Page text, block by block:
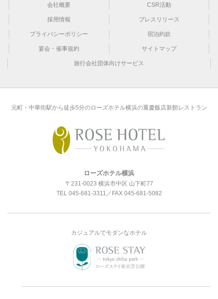
会社概要 CSR活動
採用情報 プレスリリース
プライバシーポリシー 宿泊約款
宴会・催事規約 サイトマップ
旅行会社団体向けサービス
元町・中華街駅から徒歩5分のローズホテル横浜の重慶飯店新館レストラン
ローズホテル横浜
〒231-0023 横浜市中区 山下町77
TEL 045-681-3311 ／FAX 045-681-5082
カジュアルでモダンなホテル